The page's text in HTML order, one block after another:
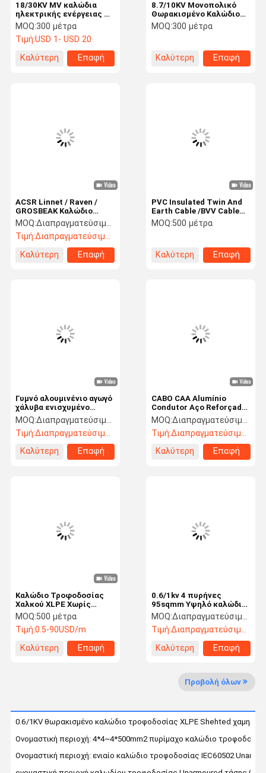
Περιπτώσεις VR Show
Καλώδια ρεύματος μέσης τάσης
Καθαρός αλουμινένιος αγωγός
8.7/10KV Μονοπολικό
Θωρακισμένο Καλώδιο
Τροφοδοσίας Μέσης
Τάσης IEC60502
MOQ:300 μέτρα
Καλύτερη
Επαφή
18/30KV MV καλώδια
ηλεκτρικής ενέργειας 1
πυρήνας χαλκού αγωγός
(Φόρμα)
((CU/PVC/XLPE/STA/NYBY/NYB2Y)
τμήμα:50~630mm2
MOQ:300 μέτρα
Τιμή:USD 1- USD 20
Καλύτερη
Επαφή
PVC Insulated Twin And
Earth Cable /BVV Cable
300/500V For Home /
Building/Core Number: 2
MOQ:500 μέτρα
Καλύτερη
Επαφή
ACSR Linnet / Raven /
GROSBEAK Καλώδιο
μετάδοσης ASTM
B232/B232M CABO CAA
ACSR γυμνό αγωγό
MOQ:Διαπραγματεύσιμος
Τιμή:Διαπραγματεύσιμος
Καλύτερη
Επαφή
CABO CAA Alumínio
Condutor Aço Reforçado
Cabo ACSR SWAN
SPARROW Penguin Linnet
MOQ:Διαπραγματεύσιμος
Τιμή:Διαπραγματεύσιμος
Καλύτερη
Επαφή
Γυμνό αλουμινένιο αγωγό
χάλυβα ενισχυμένο
υπερυψωμένο LV/ MV/
HV ACSR γυμνό αγωγό
MOQ:Διαπραγματεύσιμος
Τιμή:Διαπραγματεύσιμος
Καλύτερη
Επαφή
0.6/1kv 4 πυρήνες
95sqmm Υψηλό καλώδιο
αλυσίδας AL/XLPE
AS/NZS 3560-1 Standard
MOQ:Διαπραγματεύσιμος
Τιμή:Διαπραγματεύσιμος
Καλύτερη
Επαφή
Καλώδιο Τροφοδοσίας
Χαλκού XLPE Χωρίς
Θωράκιση Αλουμινίου για
Υπόγεια Χρήση PVC
MOQ:500 μέτρα
Τιμή:0.5-90USD/m
Καλύτερη
Επαφή
Προβολή όλων
0.6/1KV θωρακισμένο καλώδιο τροφοδοσίας XLPE Shehted
Ονομαστική περιοχή: 4*4~4*500mm2 πυρίμαχο καλώδιο
Ονομαστική περιοχή: ενιαίο καλώδιο τροφοδοσίας IEC60502